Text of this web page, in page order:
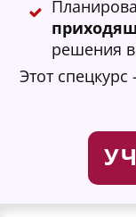
решения
Этот